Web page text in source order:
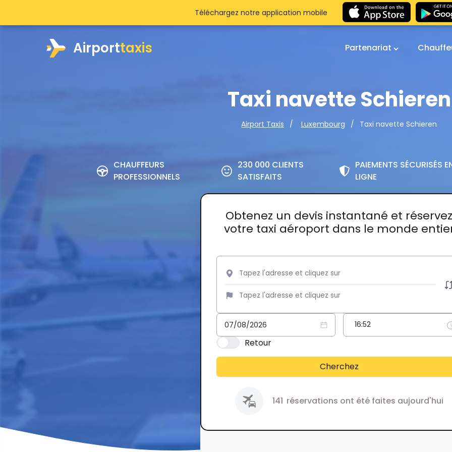
Airporttaxis Partenariat
Taxi navette Schieren
Airport Taxis Luxembourg Taxi navette Schieren
CHAUFFEURS
PROFESSIONNELS
230 000 CLIENTS
SATISFAITS
PAIEMENTS SÉCURISÉS
LIGNE
Obtenez un devis instantané et réservez
votre taxi aéroport dans le monde
Retour
Cherchez
141 réservations ont été faites aujourd'hui
Téléchargez notre application mobile